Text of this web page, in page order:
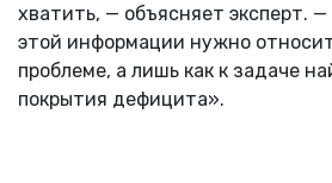
хватить, — объясняет эксперт.
этой информации нужно
проблеме, а лишь как к задаче
покрытия дефицита».